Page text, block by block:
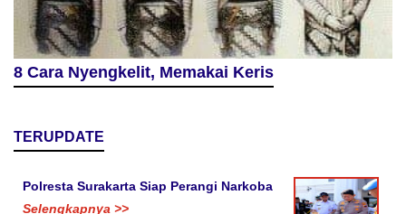
8 Cara Nyengkelit, Memakai Keris
TERUPDATE
Polresta Surakarta Siap Perangi Narkoba
Selengkapnya >>